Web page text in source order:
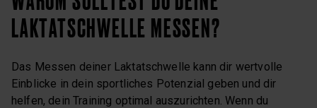
LAKTATSCHWELLE MESSEN?
Das Messen deiner Laktatschwelle kann dir wertvolle
Einblicke in dein sportliches Potenzial geben und dir
helfen, dein Training optimal auszurichten. Wenn du